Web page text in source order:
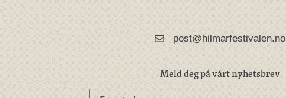
post@hilmarfestivalen.no
Meld deg på vårt nyhetsbrev